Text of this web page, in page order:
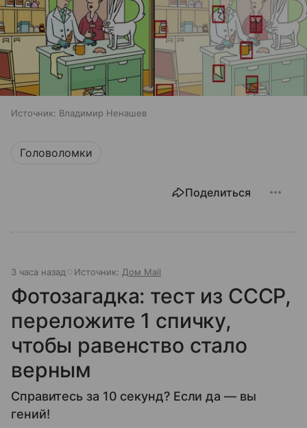
Источник: Владимир Ненашев
Головоломки
Поделиться
3 часа назад Источник: Дом Mail
Фотозагадка: тест из СССР,
переложите 1 спичку,
чтобы равенство стало
верным
Справитесь за 10 секунд? Если да — вы
гений!